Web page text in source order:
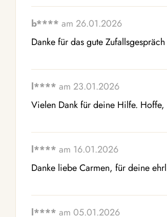
b**** am 26.01.2026
Danke für das gute Zufallsgespräch
l**** am 23.01.2026
Vielen Dank für deine Hilfe.
l**** am 16.01.2026
Danke liebe Carmen, für deine
l**** am 05.01.2026